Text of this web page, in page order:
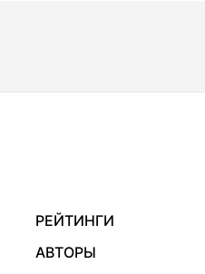
РЕЙТИНГИ
АВТОРЫ